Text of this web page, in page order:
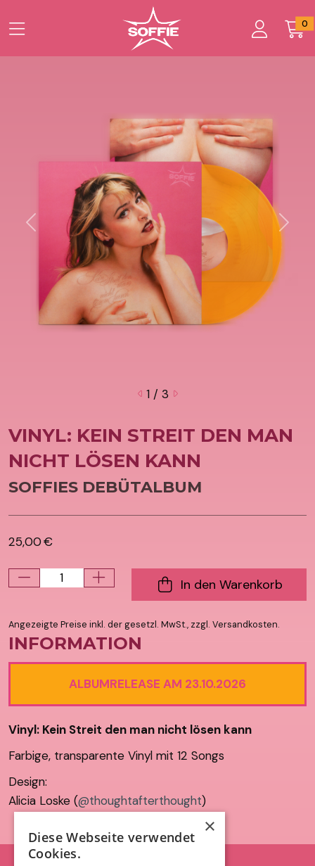
Zum Hauptinhalt springen
0
Startseite
Produkte
Vinyl: Kein Streit den man nicht lösen kann
Previous Next
1 / 3
VINYL: KEIN STREIT DEN MAN
NICHT LÖSEN KANN
SOFFIES DEBÜTALBUM
25,00 €
In den Warenkorb
Angezeigte Preise inkl. der gesetzl. MwSt., zzgl. Versandkosten.
INFORMATION
ALBUMRELEASE AM 23.10.2026
Vinyl: Kein Streit den man nicht lösen kann
Farbige, transparente Vinyl mit 12 Songs
Design:
Alicia Loske (@thoughtafterthought)
×
Diese Webseite verwendet
Cookies.